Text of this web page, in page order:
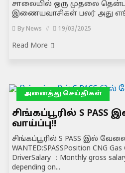
சாலையில் ஒரு முதலை
இணையவாசிகள் பலர் அது
By News 19/03/2025
Read More
அனைத்து செய்திகள்
சிங்கப்பூரில் S
வாய்ப்பு!!
சிங்கப்பூரில் S PASS இல் வேலை
WANTED:SPASSPosition CNG
DriverSalary ：Monthly gross
depending on...